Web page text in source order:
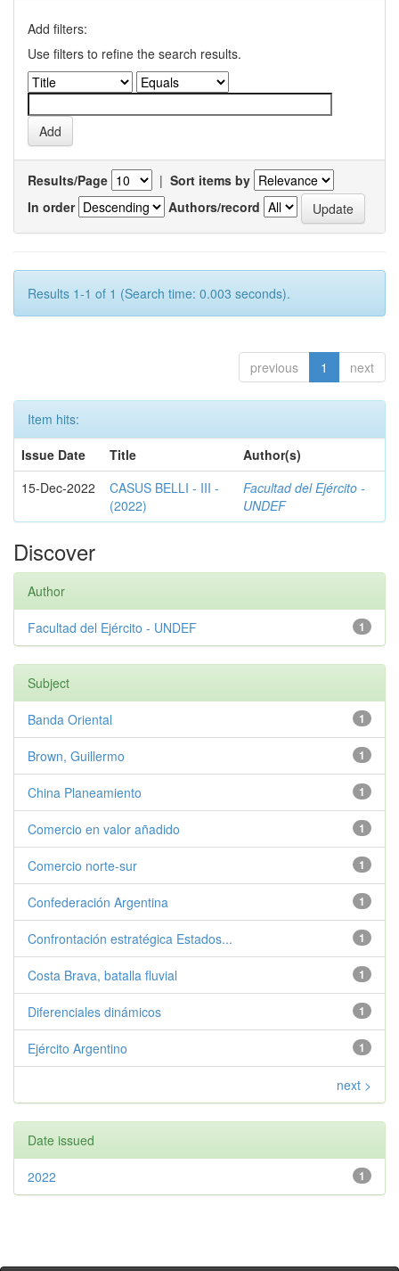
Add filters:
Use filters to refine the search results.
Results/Page | Sort items by
In order
Authors/record
Results 1-1 of 1 (Search time: 0.003 seconds).
previous 1 next
Item hits:
Issue Date
Title
Author(s)
15-Dec-2022
CASUS BELLI - III -
(2022)
Facultad del Ejército -
UNDEF
Discover
Author
1
Facultad del Ejército - UNDEF
Subject
1
Banda Oriental
1
Brown, Guillermo
1
China Planeamiento
1
Comercio en valor añadido
1
Comercio norte-sur
1
Confederación Argentina
1
Confrontación estratégica Estados...
1
Costa Brava, batalla fluvial
1
Diferenciales dinámicos
1
Ejército Argentino
next >
Date issued
1
2022